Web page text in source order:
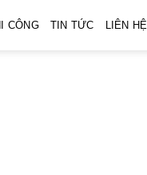
CÔNG TIN TỨC LIÊN HỆ